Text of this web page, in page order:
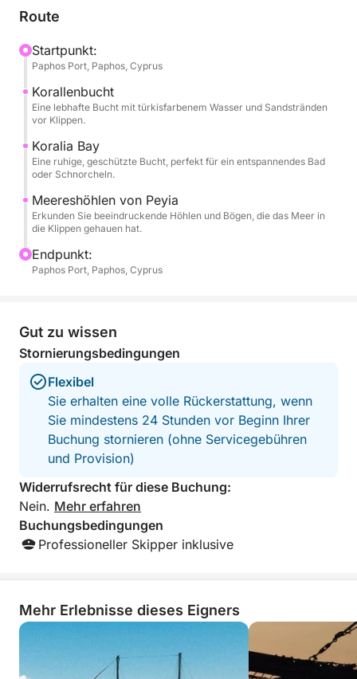
Leuchtturm und die mittelalterliche Burg, bevor sie
Genießen Sie beim Passieren dieses legendären
Küstenabschnitts den Blick auf goldene Klippen, das
ruhige, blaue Meer und die üppigen Hügel im
Landesinneren.
Die Reise geht weiter zu den berühmten
Meereshöhlen von Peyia – natürlichen
und Tunneln entlang der Klippen geformt wurden.
Hier ankert das Boot für einen erfrischenden
umgebenden Höhlen.
schattigen oder sonnigen Bereichen entspannen.
Mit nur einem ruhigen Badestopp und einer ruhigen
Route entlang der malerischsten Küste Zyperns ist
diese 4-stündige Kreuzfahrt perfekt für alle, die das
Meer genießen möchten, ohne einen ganzen Tag zu
verbringen. Es ist eine malerische, entspannte und
unbeschwerte Art, den Küstenzauber von Paphos zu
entdecken.
Route
Startpunkt:
Paphos Port, Paphos, Cyprus
Korallenbucht
Eine lebhafte Bucht mit türkisfarbenem Wasser und Sandstränden
vor Klippen.
Koralia Bay
Eine ruhige, geschützte Bucht, perfekt für ein entspannendes Bad
oder Schnorcheln.
Meereshöhlen von Peyia
Erkunden Sie beeindruckende Höhlen und Bögen, die das Meer in
die Klippen gehauen hat.
Endpunkt:
Paphos Port, Paphos, Cyprus
Gut zu wissen
Stornierungsbedingungen
Flexibel
Sie erhalten eine volle Rückerstattung, wenn
Sie mindestens 24 Stunden vor Beginn Ihrer
Buchung stornieren (ohne Servicegebühren
und Provision)
Widerrufsrecht für diese Buchung:
Nein. Mehr erfahren
Buchungsbedingungen
Professioneller Skipper inklusive
Mehr Erlebnisse dieses Eigners